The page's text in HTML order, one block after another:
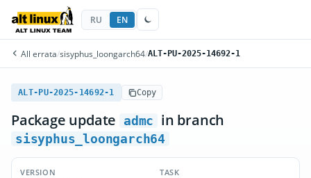
RU EN
All errata/sisyphus_loongarch64/ALT-PU-2025-14692-1
ALT-PU-2025-14692-1 Copy
Package update admc in branch
sisyphus_loongarch64
VERSION
TASK